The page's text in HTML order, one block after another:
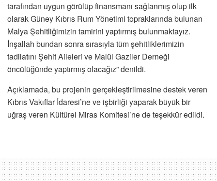
tarafından uygun görülüp finansmanı sağlanmış olup ilk
olarak Güney Kıbrıs Rum Yönetimi topraklarında bulunan
Malya Şehitliğimizin tamirini yaptırmış bulunmaktayız.
İnşallah bundan sonra sırasıyla tüm şehitliklerimizin
tadilatını Şehit Aileleri ve Malül Gaziler Derneği
öncülüğünde yaptırmış olacağız” denildi.
Açıklamada, bu projenin gerçekleştirilmesine destek veren
Kıbrıs Vakıflar İdaresi’ne ve işbirliği yaparak büyük bir
uğraş veren Kültürel Miras Komitesi’ne de teşekkür edildi.